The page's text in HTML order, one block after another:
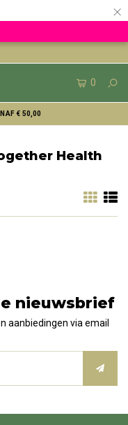
×
0
€ 50,00
Health
nieuwsbrief
aanbiedingen via email